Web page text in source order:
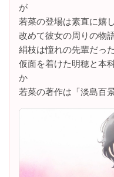
が
若菜の登場は素直に嬉
改めて彼女の周りの物
絹枝は憧れの先輩だっ
仮面を着けた明穂と本
か
若菜の著作は「淡島百